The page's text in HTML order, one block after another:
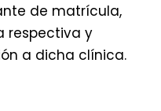
de matrícula,
respectiva y
a dicha clínica.